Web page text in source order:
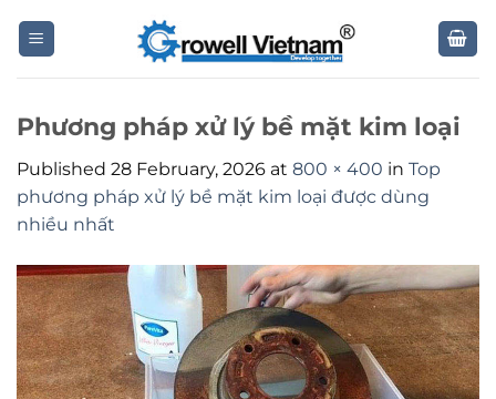
Phương pháp xử lý bề mặt kim loại
Published 28 February, 2026 at 800 × 400 in Top
phương pháp xử lý bề mặt kim loại được dùng
nhiều nhất